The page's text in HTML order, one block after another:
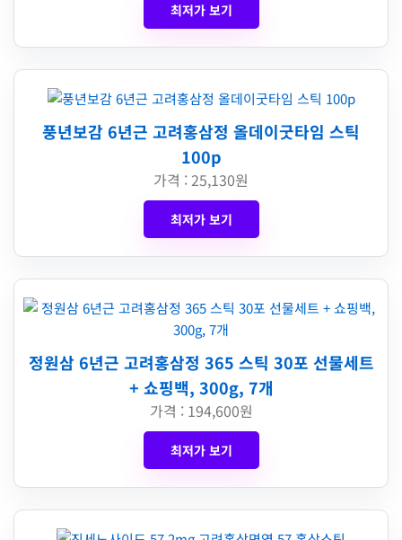
최저가 보기
풍년보감 6년근 고려홍삼정 올데이굿타임 스틱
100p
가격 : 25,130원
최저가 보기
정원삼 6년근 고려홍삼정 365 스틱 30포 선물세트
+ 쇼핑백, 300g, 7개
가격 : 194,600원
최저가 보기